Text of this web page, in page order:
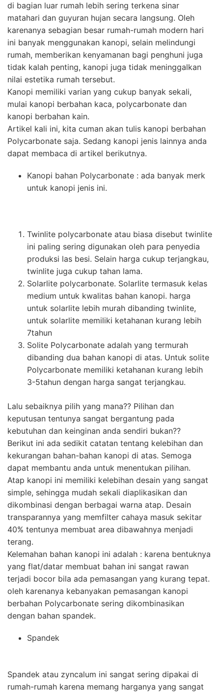
di bagian luar rumah lebih sering terkena sinar
matahari dan guyuran hujan secara langsung. Oleh
karenanya sebagian besar rumah-rumah modern hari
ini banyak menggunakan kanopi, selain melindungi
rumah, memberikan kenyamanan bagi penghuni juga
tidak kalah penting, kanopi juga tidak meninggalkan
nilai estetika rumah tersebut.
Kanopi memiliki varian yang cukup banyak sekali,
mulai kanopi berbahan kaca, polycarbonate dan
kanopi berbahan kain.
Artikel kali ini, kita cuman akan tulis kanopi berbahan
Polycarbonate saja. Sedang kanopi jenis lainnya anda
dapat membaca di artikel berikutnya.
Kanopi bahan Polycarbonate : ada banyak merk
untuk kanopi jenis ini.
Twinlite polycarbonate atau biasa disebut twinlite
ini paling sering digunakan oleh para penyedia
produksi las besi. Selain harga cukup terjangkau,
twinlite juga cukup tahan lama.
Solarlite polycarbonate. Solarlite termasuk kelas
medium untuk kwalitas bahan kanopi. harga
untuk solarlite lebih murah dibanding twinlite,
untuk solarlite memiliki ketahanan kurang lebih
7tahun
Solite Polycarbonate adalah yang termurah
dibanding dua bahan kanopi di atas. Untuk solite
Polycarbonate memiliki ketahanan kurang lebih
3-5tahun dengan harga sangat terjangkau.
Lalu sebaiknya pilih yang mana?? Pilihan dan
keputusan tentunya sangat bergantung pada
kebutuhan dan keinginan anda sendiri bukan??
Berikut ini ada sedikit catatan tentang kelebihan dan
kekurangan bahan-bahan kanopi di atas. Semoga
dapat membantu anda untuk menentukan pilihan.
Atap kanopi ini memiliki kelebihan desain yang sangat
simple, sehingga mudah sekali diaplikasikan dan
dikombinasi dengan berbagai warna atap. Desain
transparannya yang memfilter cahaya masuk sekitar
40% tentunya membuat area dibawahnya menjadi
terang.
Kelemahan bahan kanopi ini adalah : karena bentuknya
yang flat/datar membuat bahan ini sangat rawan
terjadi bocor bila ada pemasangan yang kurang tepat.
oleh karenanya kebanyakan pemasangan kanopi
berbahan Polycarbonate sering dikombinasikan
dengan bahan spandek.
Spandek
Spandek atau zyncalum ini sangat sering dipakai di
rumah-rumah karena memang harganya yang sangat